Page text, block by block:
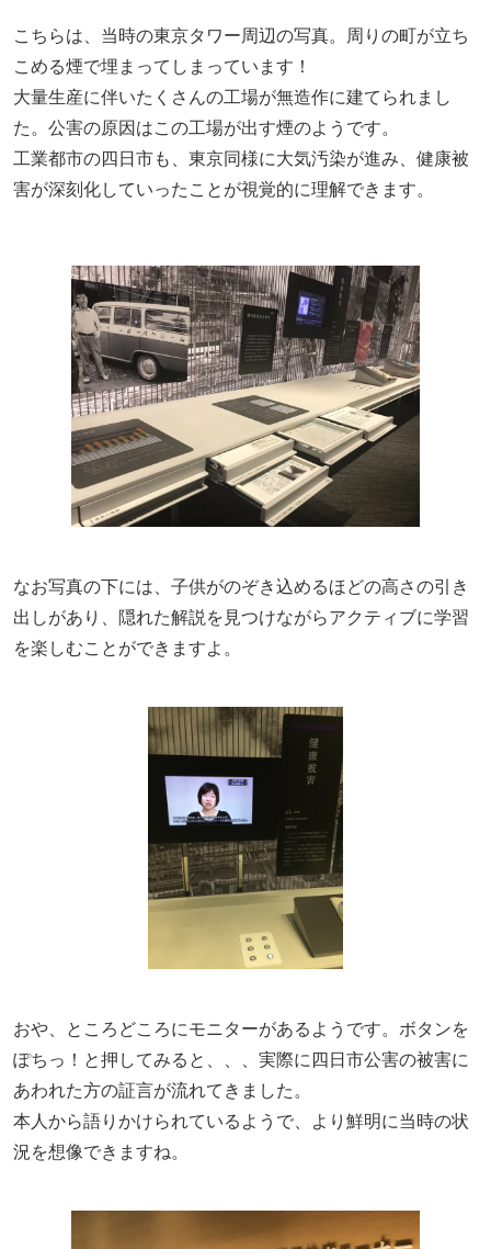
こちらは、当時の東京タワー周辺の写真。周りの町が立ち
こめる煙で埋まってしまっています！
大量生産に伴いたくさんの工場が無造作に建てられまし
た。公害の原因はこの工場が出す煙のようです。
工業都市の四日市も、東京同様に大気汚染が進み、健康被
害が深刻化していったことが視覚的に理解できます。
なお写真の下には、子供がのぞき込めるほどの高さの引き
出しがあり、隠れた解説を見つけながらアクティブに学習
を楽しむことができますよ。
おや、ところどころにモニターがあるようです。ボタンを
ぽちっ！と押してみると、、、実際に四日市公害の被害に
あわれた方の証言が流れてきました。
本人から語りかけられているようで、より鮮明に当時の状
況を想像できますね。